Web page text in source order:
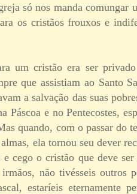
só nos manda comungar
os cristãos frouxos e
um cristão era ser privado
que assistiam ao Santo
a salvação das suas
Páscoa e no Pentecostes,
quando, com o passar do
ela tornou seu dever
cego o cristão que deve
não tivésseis outros
estaríeis eternamente